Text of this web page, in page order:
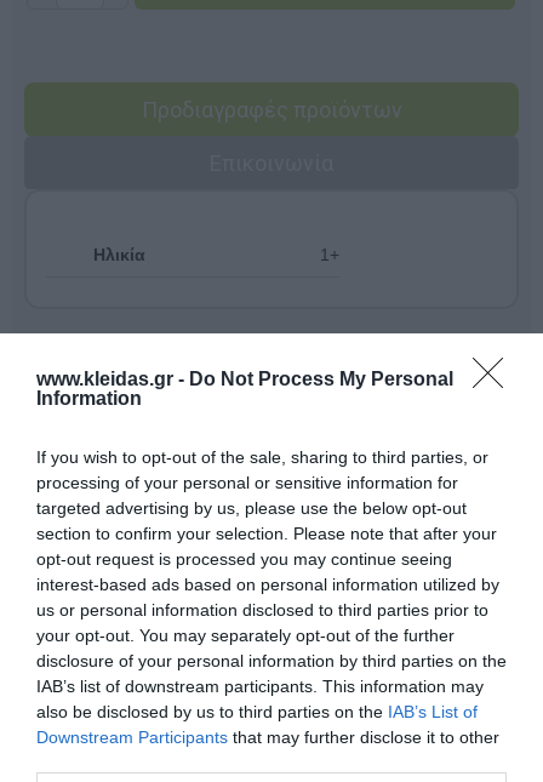
www.kleidas.gr - Do Not Process My Personal
Information
If you wish to opt-out of the sale, sharing to third parties, or
processing of your personal or sensitive information for
targeted advertising by us, please use the below opt-out
section to confirm your selection. Please note that after your
opt-out request is processed you may continue seeing
interest-based ads based on personal information utilized by
us or personal information disclosed to third parties prior to
your opt-out. You may separately opt-out of the further
disclosure of your personal information by third parties on the
IAB’s list of downstream participants. This information may
also be disclosed by us to third parties on the IAB’s List of
Downstream Participants that may further disclose it to other
Προδιαγραφές προϊόντων
Ηλικία 1+
ΗNathan είναι ένας διεθνής ηγέτης στον σχεδιασμό
και την παροχή επαγγελματικού εκπαιδευτικού
εξοπλισμού. Η γκάμα της περιλαμβάνει από
εξειδικευμένο υλικό ψυχοκινητικής έως μικροέπιπλα
για συμβολικό παιχνίδι, όλα κατασκευασμένα για να
αντέχουν στη σκληρή χρήση σε σχολικά